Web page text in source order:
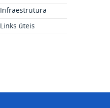
Infraestrutura
Links úteis